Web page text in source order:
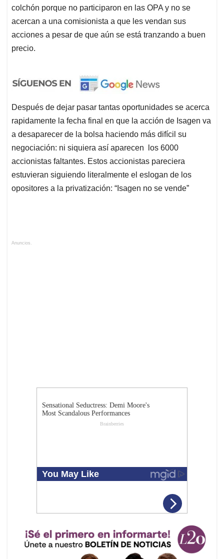
colchón porque no participaron en las OPA y no se
acercan a una comisionista a que les vendan sus
acciones a pesar de que aún se está tranzando a buen
precio.
Después de dejar pasar tantas oportunidades se acerca
rapidamente la fecha final en que la acción de Isagen va
a desaparecer de la bolsa haciendo más difícil su
negociación: ni siquiera así aparecen los 6000
accionistas faltantes. Estos accionistas pareciera
estuvieran siguiendo literalmente el eslogan de los
opositores a la privatización: “Isagen no se vende”
Anuncios.